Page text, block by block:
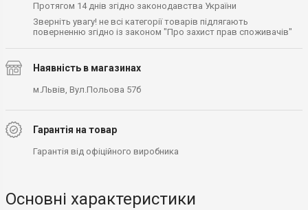
Протягом 14 днів згідно законодавства України
Зверніть увагу! не всі категорії товарів підлягають
поверненню згідно із законом "Про захист прав споживачів"
Наявність в магазинах
м.Львів, Вул.Польова 57б
Гарантія на товар
Гарантія від офіційного виробника
Основні характеристики